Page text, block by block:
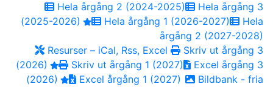
Hela årgång 2 (2024-2025)
Hela årgång 3
(2025-2026)
Hela årgång 1 (2026-2027)
Hela
årgång 2 (2027-2028)
Resurser – iCal, Rss, Excel
Skriv ut årgång 3
(2026)
Skriv ut årgång 1 (2027)
Excel årgång 3
(2026)
Excel årgång 1 (2027)
Bildbank - fria